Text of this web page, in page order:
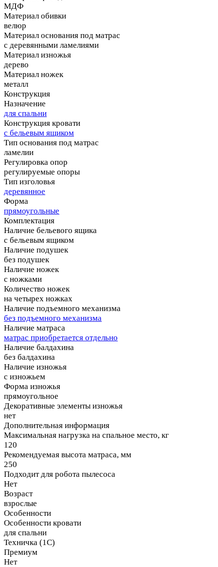
МДФ
Материал обивки
велюр
Материал основания под матрас
с деревянными ламелиями
Материал изножья
дерево
Материал ножек
металл
Конструкция
Назначение
для спальни
Конструкция кровати
с бельевым ящиком
Тип основания под матрас
ламелии
Регулировка опор
регулируемые опоры
Тип изголовья
деревянное
Форма
прямоугольные
Комплектация
Наличие бельевого ящика
с бельевым ящиком
Наличие подушек
без подушек
Наличие ножек
с ножками
Количество ножек
на четырех ножках
Наличие подъемного механизма
без подъемного механизма
Наличие матраса
матрас приобретается отдельно
Наличие балдахина
без балдахина
Наличие изножья
с изножьем
Форма изножья
прямоугольное
Декоративные элементы изножья
нет
Дополнительная информация
Максимальная нагрузка на спальное место, кг
120
Рекомендуемая высота матраса, мм
250
Подходит для робота пылесоса
Нет
Возраст
взрослые
Особенности
Особенности кровати
для спальни
Техничка (1С)
Премиум
Нет